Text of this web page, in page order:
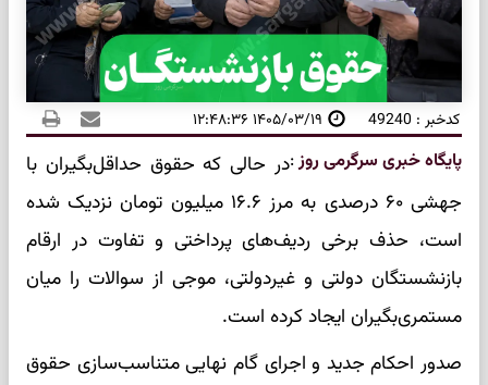
کدخبر : 49240 ۱۴۰۵/۰۳/۱۹ ۱۲:۴۸:۳۶
پایگاه خبری سرگرمی روز:در حالی که حقوق حداقل‌بگیران با
جهشی ۶۰ درصدی به مرز ۱۶.۶ میلیون تومان نزدیک شده
است، حذف برخی ردیف‌های پرداختی و تفاوت در ارقام
بازنشستگان دولتی و غیردولتی، موجی از سوالات را میان
مستمری‌بگیران ایجاد کرده است.
صدور احکام جدید و اجرای گام نهایی متناسب‌سازی حقوق